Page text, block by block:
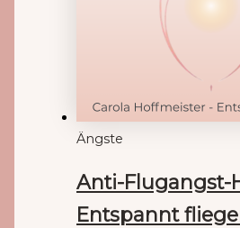
Ängste
Anti-Flugangst-
Entspannt